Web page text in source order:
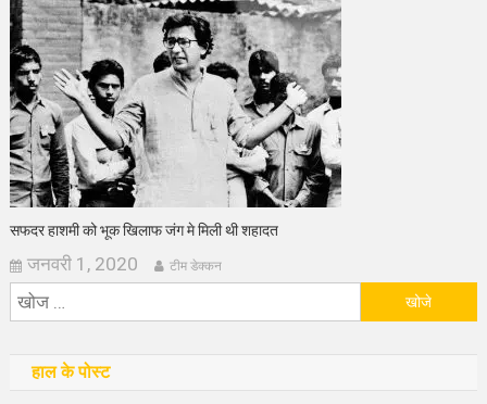
सफदर हाशमी को भूक खिलाफ जंग मे मिली थी शहादत
जनवरी 1, 2020 टीम डेक्कन
हाल के पोस्ट